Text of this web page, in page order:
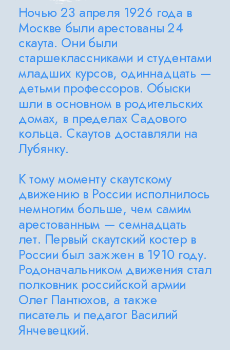
Ночью 23 апреля 1926 года в
Москве были арестованы 24
скаута. Они были
старшеклассниками и студентами
младших курсов, одиннадцать —
детьми профессоров. Обыски
шли в основном в родительских
домах, в пределах Садового
кольца. Скаутов доставляли на
Лубянку.
К тому моменту скаутскому
движению в России исполнилось
немногим больше, чем самим
арестованным — семнадцать
лет. Первый скаутский костер в
России был зажжен в 1910 году.
Родоначальником движения стал
полковник российской армии
Олег Пантюхов, а также
писатель и педагог Василий
Янчевецкий.